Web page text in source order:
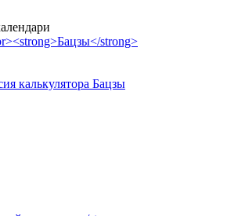
калькулятора Бацзы